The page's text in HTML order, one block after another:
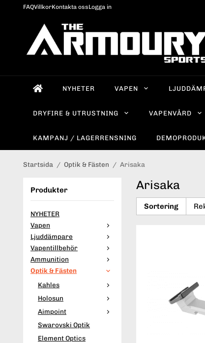
FAQVillkorKontakta ossLogga in
NYHETER VAPEN
DRYFIRE & UTRUSTNING VAPENVÅRD
KAMPANJ / LAGERRENSNING
Startsida / Optik & Fästen / Arisaka
Produkter
NYHETER
Vapen
Ljuddämpare
Vapentillbehör
Ammunition
Optik & Fästen
Kahles
Holosun
Aimpoint
Swarovski Optik
Element Optics
Arisaka
Sortering